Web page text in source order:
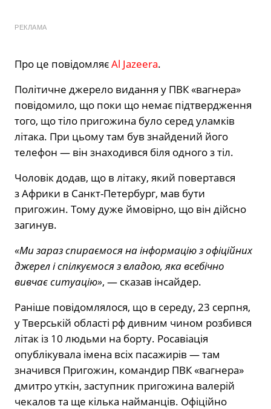
РЕКЛАМА
Про це повідомляєAl Jazeera.
Політичне джерело видання у ПВК «вагнера»
повідомило, що поки що немає підтвердження
того, що тіло пригожина було серед уламків
літака. При цьому там був знайдений його
телефон — він знаходився біля одного з тіл.
Чоловік додав, що в літаку, який повертався
з Африки в Санкт-Петербург, мав бути
пригожин. Тому дуже ймовірно, що він дійсно
загинув.
«Ми зараз спираємося на інформацію з офіційних
джерел і спілкуємося з владою, яка всебічно
вивчає ситуацію», — сказав інсайдер.
Раніше повідомлялося, що в середу, 23 серпня,
у Тверській області рф дивним чином розбився
літак із 10 людьми на борту. Росавіація
опублікувала імена всіх пасажирів — там
значився Пригожин, командир ПВК «вагнера»
дмитро уткін, заступник пригожина валерій
чекалов та ще кілька найманців. Офіційно